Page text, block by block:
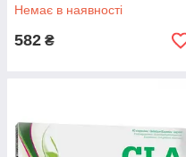
Немає в наявності
582 ₴